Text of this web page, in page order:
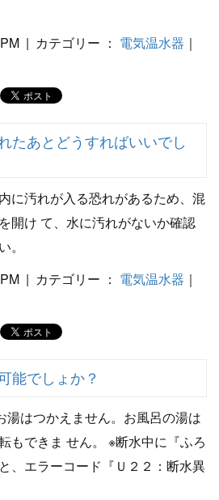
| カテゴリー ： 電気温水器 ｜
たあとどうすればいいでし
に汚れが入る恐れがあるため、混
開け て、水に汚れがないか確認
。
| カテゴリー ： 電気温水器 ｜
能でしょか？
はつかえません。お風呂の湯は
もできま せん。 ※断水中に『ふろ
、エラーコード『Ｕ２２：断水異